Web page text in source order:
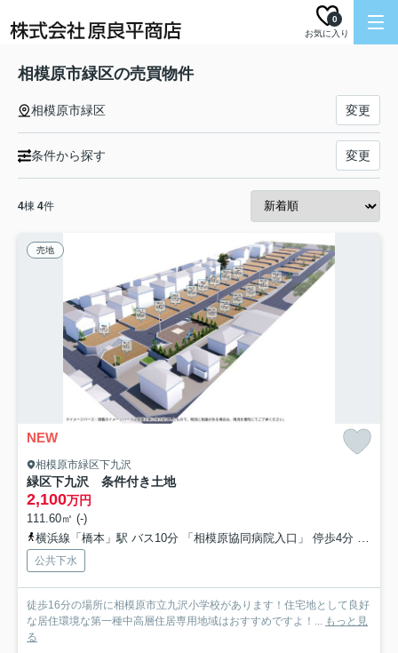
お気に入り
0
相模原市緑区の売買物件
相模原市緑区 変更
条件から探す 変更
4棟 4件
売地
NEW
相模原市緑区下九沢
緑区下九沢 条件付き土地
2,100万円
111.60㎡ (-)
横浜線「橋本」駅 バス10分 「相模原協同病院入口」 停歩4分
京王
公共下水
徒歩16分の場所に相模原市立九沢小学校があります！住宅地として良好
な居住環境な第一種中高層住居専用地域はおすすめですよ！... もっと見
る